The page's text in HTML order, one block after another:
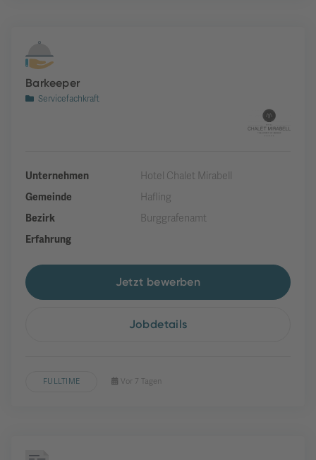
Barkeeper
Servicefachkraft
Unternehmen
Hotel Chalet Mirabell
Gemeinde
Hafling
Bezirk
Burggrafenamt
Erfahrung
Jetzt bewerben
Jobdetails
FULLTIME Vor 7 Tagen